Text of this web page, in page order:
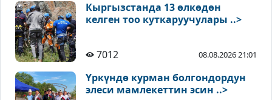
Кыргызстанда 13 өлкөдөн
келген тоо куткаруучулары ..>
7012 08.08.2026 21:01
Үркүндө курман болгондордун
элеси мамлекеттин эсин ..>